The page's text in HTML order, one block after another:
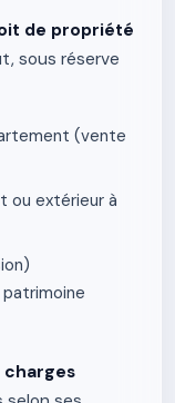
de propriété
sous réserve
(vente
ou extérieur à
charges